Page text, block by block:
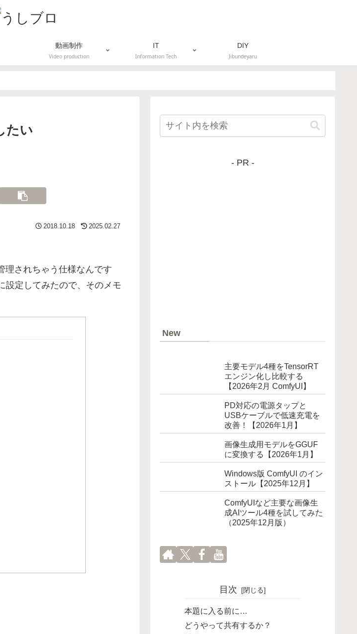
動画制作
Video production
IT
Information Tech
DIY
Jibundeyaru
たい
2018.10.18 2025.02.27
理されちゃう仕様なんです
設定してみたので、そのメモ
- PR -
New
主要モデル4種をTensorRT
エンジン化し比較する
【2026年2月 ComfyUI】
PD対応の電源タップと
USBケーブルで低速充電を
改善！【2026年1月】
画像生成用モデルをGGUF
に変換する【2026年1月】
Windows版 ComfyUI のイン
ストール【2025年12月】
ComfyUIなど主要な画像生
成AIツール4種を試してみた
（2025年12月版）
目次
本題に入る前に…
どうやって共有するか？